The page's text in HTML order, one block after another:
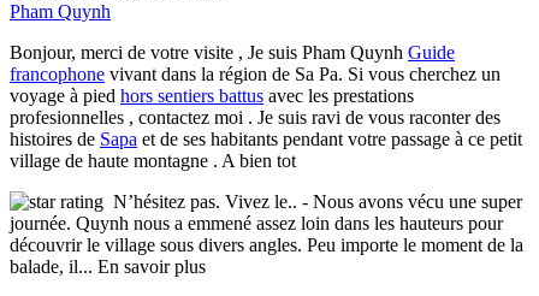
Pham Quynh
Bonjour, merci de votre visite , Je suis Pham Quynh Guide
francophone vivant dans la région de Sa Pa. Si vous cherchez un
voyage à pied hors sentiers battus avec les prestations
profesionnelles , contactez moi . Je suis ravi de vous raconter des
histoires de Sapa et de ses habitants pendant votre passage à ce petit
village de haute montagne . A bien tot
N’hésitez pas. Vivez le.. - Nous avons vécu une super
journée. Quynh nous a emmené assez loin dans les hauteurs pour
découvrir le village sous divers angles. Peu importe le moment de la
balade, il... En savoir plus